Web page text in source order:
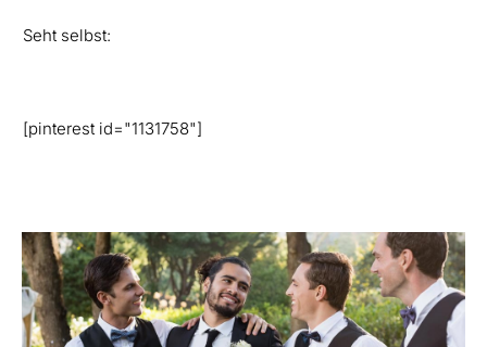
Seht selbst:
[pinterest id="1131758"]